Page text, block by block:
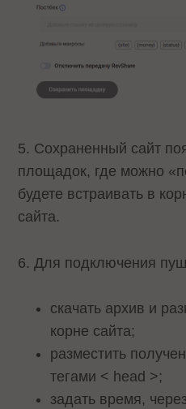
5. Сохраненный сайт
площадок, где можно
будете встраивать в
сайта.
6. Для подключения
скачать архив и
корне сайта;
разместить
тегами < head >;
задать время,